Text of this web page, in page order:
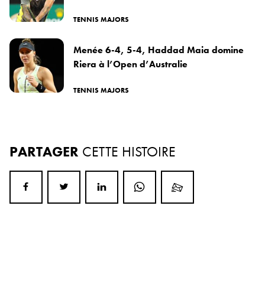
TENNIS MAJORS
Menée 6-4, 5-4, Haddad Maia domine
Riera à l’Open d’Australie
TENNIS MAJORS
PARTAGER CETTE HISTOIRE